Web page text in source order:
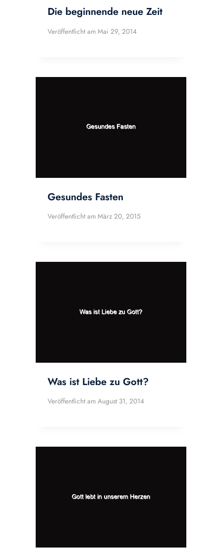
Die beginnende neue Zeit
Veröffentlicht am Mai 29, 2014
Gesundes Fasten
Veröffentlicht am März 20, 2015
Was ist Liebe zu Gott?
Veröffentlicht am August 31, 2014